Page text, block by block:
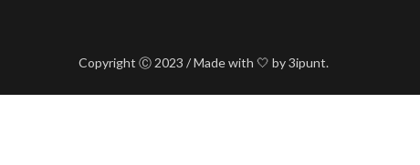
Copyright Ⓒ 2023 / Made with 🤍 by 3ipunt.